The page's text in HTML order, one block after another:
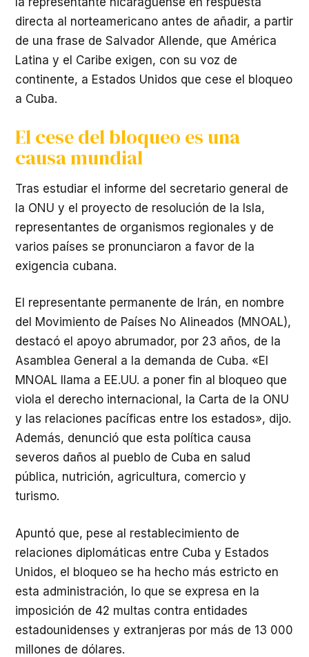
directa al norteamericano antes de añadir, a partir
de una frase de Salvador Allende, que América
Latina y el Caribe exigen, con su voz de
continente, a Estados Unidos que cese el bloqueo
a Cuba.
El cese del bloqueo es una
causa mundial
Tras estudiar el informe del secretario general de
la ONU y el proyecto de resolución de la Isla,
representantes de organismos regionales y de
varios países se pronunciaron a favor de la
exigencia cubana.
El representante permanente de Irán, en nombre
del Movimiento de Países No Alineados (MNOAL),
destacó el apoyo abrumador, por 23 años, de la
Asamblea General a la demanda de Cuba. «El
MNOAL llama a EE.UU. a poner fin al bloqueo que
viola el derecho internacional, la Carta de la ONU
y las relaciones pacíficas entre los estados», dijo.
Además, denunció que esta política causa
severos daños al pueblo de Cuba en salud
pública, nutrición, agricultura, comercio y
turismo.
Apuntó que, pese al restablecimiento de
relaciones diplomáticas entre Cuba y Estados
Unidos, el bloqueo se ha hecho más estricto en
esta administración, lo que se expresa en la
imposición de 42 multas contra entidades
estadounidenses y extranjeras por más de 13 000
millones de dólares.